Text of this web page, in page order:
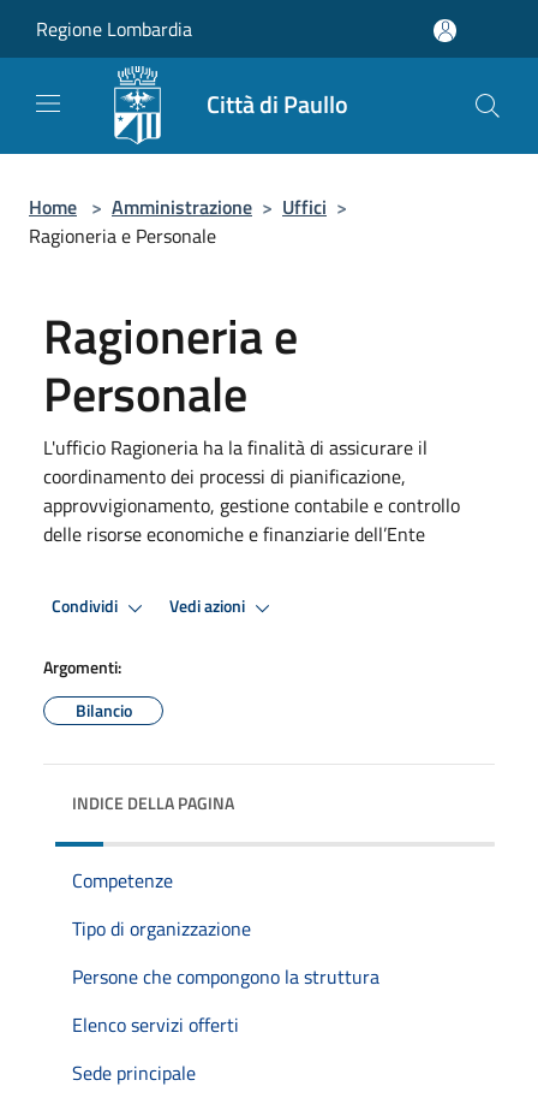
Regione Lombardia
Città di Paullo
Home > Amministrazione > Uffici >
Ragioneria e Personale
Ragioneria e
Personale
L'ufficio Ragioneria ha la finalità di assicurare il
coordinamento dei processi di pianificazione,
approvvigionamento, gestione contabile e controllo
delle risorse economiche e finanziarie dell’Ente
Condividi Vedi azioni
Argomenti:
Bilancio
INDICE DELLA PAGINA
Competenze
Tipo di organizzazione
Persone che compongono la struttura
Elenco servizi offerti
Sede principale